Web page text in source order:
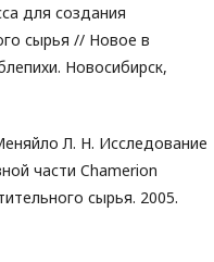
для создания
сырья // Новое в
Новосибирск,
Л. Н. Исследование
части Chamerion
сырья. 2005.